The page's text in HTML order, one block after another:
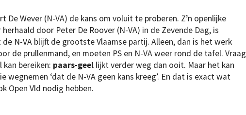
De Wever (N-VA) de kans om voluit te proberen. Z’n openlijke
door Peter De Roover (N-VA) in de Zevende Dag, is
N-VA blijft de grootste Vlaamse partij. Alleen, dan is het werk
de prullenmand, en moeten PS en N-VA weer rond de tafel. Vraag
kan bereiken: paars-geel lijkt verder weg dan ooit. Maar het kan
wegnemen ‘dat de N-VA geen kans kreeg’. En dat is exact wat
Open Vld nodig hebben.